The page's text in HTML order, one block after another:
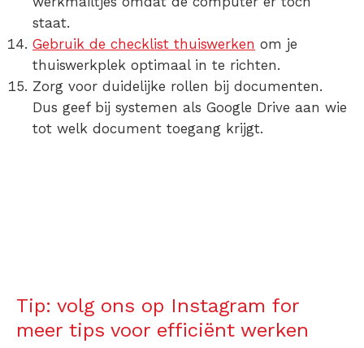
staat.
Gebruik de checklist thuiswerken om je
thuiswerkplek optimaal in te richten.
Zorg voor duidelijke rollen bij documenten.
Dus geef bij systemen als Google Drive aan wie
tot welk document toegang krijgt.
Tip: volg ons op Instagram for
meer tips voor efficiënt werken